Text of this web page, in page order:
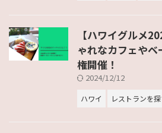
【ハワイグルメ
ゃれなカフェや
権開催！
2024/12/12
ハワイ レストランを